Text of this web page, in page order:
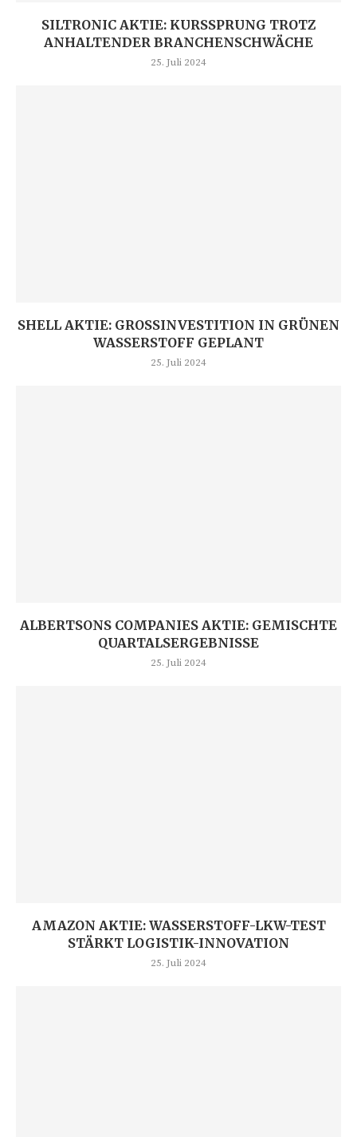
SILTRONIC AKTIE: KURSSPRUNG TROTZ
ANHALTENDER BRANCHENSCHWÄCHE
25. Juli 2024
SHELL AKTIE: GROSSINVESTITION IN GRÜNEN W
ASSERSTOFF GEPLANT
25. Juli 2024
ALBERTSONS COMPANIES AKTIE: GEMISCHTE
QUARTALSERGEBNISSE
25. Juli 2024
AMAZON AKTIE: WASSERSTOFF-LKW-TEST
STÄRKT LOGISTIK-INNOVATION
25. Juli 2024